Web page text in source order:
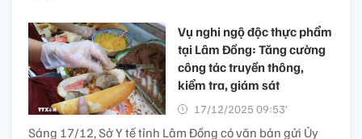
Vụ nghi ngộ độc thực phẩm
tại Lâm Đồng: Tăng cường
công tác truyền thông,
kiểm tra, giám sát
17/12/2025 09:53’
Sáng 17/12, Sở Y tế tỉnh Lâm Đồng có văn bản gửi Ủy